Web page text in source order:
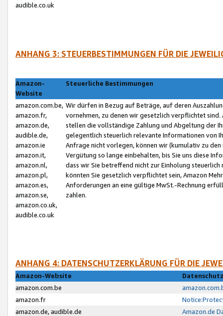
audible.co.uk
ANHANG 3: STEUERBESTIMMUNGEN FÜR DIE
Amazon-
Website
Steuerliche Bestimmungen
amazon.com.be,
amazon.fr,
amazon.de,
audible.de,
amazon.ie
amazon.it,
amazon.nl,
amazon.pl,
amazon.es,
amazon.se,
amazon.co.uk,
audible.co.uk
Wir dürfen in Bezug auf Beträge, auf deren
vornehmen, zu denen wir gesetzlich verpflichtet
stellen die vollständige Zahlung und Abgeltung der
gelegentlich steuerlich relevante Informationen von
Anfrage nicht vorlegen, können wir (kumulativ zu
Vergütung so lange einbehalten, bis Sie uns diese
dass wir Sie betreffend nicht zur Einholung
könnten Sie gesetzlich verpflichtet sein, Amazon
Anforderungen an eine gültige MwSt.-Rechnung
zahlen.
ANHANG 4: DATENSCHUTZERKLÄRUNG FÜR DIE
Amazon-Website
amazon.com.be
amazon.fr
amazon.de, audible.de
Amazon.de